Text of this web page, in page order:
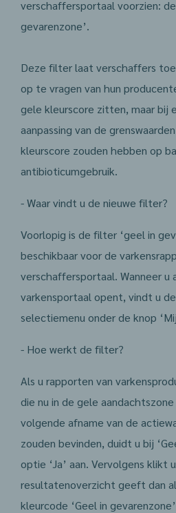
verschaffersportaal voorzien:
gevarenzone’.
Deze filter laat verschaffers
op te vragen van hun
gele kleurscore zitten, maar bij
aanpassing van de
kleurscore zouden hebben op
antibioticumgebruik.
- Waar vindt u de nieuwe filter?
Voorlopig is de filter ‘geel in
beschikbaar voor de
verschaffersportaal. Wanneer u
varkensportaal opent, vindt u
selectiemenu onder de knop
- Hoe werkt de filter?
Als u rapporten van
die nu in de gele
volgende afname van de
zouden bevinden, duidt u bij
optie ‘Ja’ aan. Vervolgens klikt
resultatenoverzicht geeft dan
kleurcode ‘Geel in